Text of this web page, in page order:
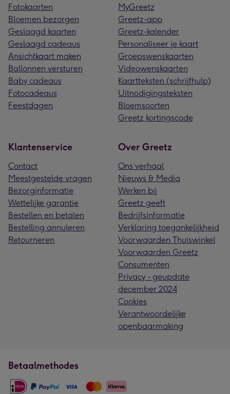
Fotokaarten
Bloemen bezorgen
Geslaagd kaarten
Geslaagd cadeaus
Ansichtkaart maken
Ballonnen versturen
Baby cadeaus
Fotocadeaus
Feestdagen
MyGreetz
Greetz-app
Greetz-kalender
Personaliseer je kaart
Groepswenskaarten
Videowenskaarten
Kaartteksten (schrijfhulp)
Uitnodigingsteksten
Bloemsoorten
Greetz kortingscode
Klantenservice
Contact
Meestgestelde vragen
Bezorginformatie
Wettelijke garantie
Bestellen en betalen
Bestelling annuleren
Retourneren
Over Greetz
Ons verhaal
Nieuws & Media
Werken bij
Greetz geeft
Bedrijfsinformatie
Verklaring toegankelijkheid
Voorwaarden Thuiswinkel
Voorwaarden Greetz
Consumenten
Privacy - geupdate
december 2024
Cookies
Verantwoordelijke
openbaarmaking
Betaalmethodes